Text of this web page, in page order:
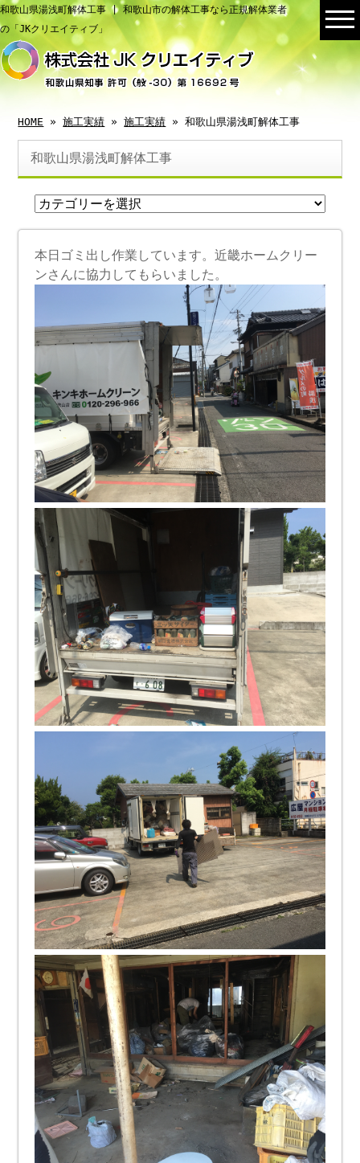
和歌山県湯浅町解体工事 | 和歌山市の解体工事なら正規解体業者
の「JKクリエイティブ」
HOME »施工実績 »施工実績 » 和歌山県湯浅町解体工事
和歌山県湯浅町解体工事
本日ゴミ出し作業しています。近畿ホームクリー
ンさんに協力してもらいました。